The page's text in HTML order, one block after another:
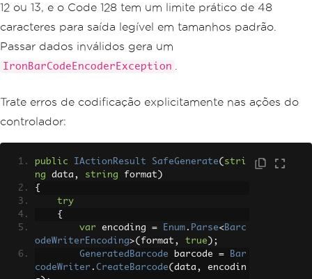
12 ou 13, e o Code 128 tem um limite prático de 48
caracteres para saída legível em tamanhos padrão.
Passar dados inválidos gera um
IronBarCodeEncoderException
Trate erros de codificação explicitamente nas ações do
controlador:
public IActionResult SafeGenerate( stri
ng data , string format )
{
try
{
var encoding = Enum . Parse<Barc
odeWriterEncoding>( format , true );
GeneratedBarcode barcode =
Bar
codeWriter . CreateBarcode( data ,
encodin